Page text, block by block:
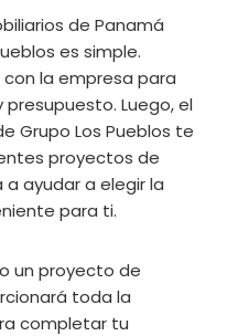
de Panamá
es simple.
la empresa para
Luego, el
Grupo Los Pueblos te
proyectos de
ayudar a elegir la
para ti.
un proyecto de
toda la
completar tu